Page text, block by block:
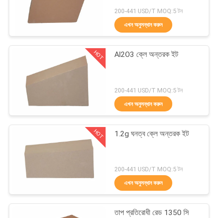
গুণমান
যোগাযোগ
খবর
মামলা
সাইট
ম্যাপ
সিলিকা অবাধ্য ইট
ক্লে অন্তরক ইট
200-441 USD/T MOQ:5 টন
এখন অনুসন্ধান করুন
HOT Al2O3 ক্লে অন্তরক ইট
200-441 USD/T MOQ:5 টন
এখন অনুসন্ধান করুন
HOT 1.2g ঘনত্ব ক্লে অন্তরক ইট
200-441 USD/T MOQ:5 টন
এখন অনুসন্ধান করুন
তাপ প্রতিরোধী রেড 1350 সি